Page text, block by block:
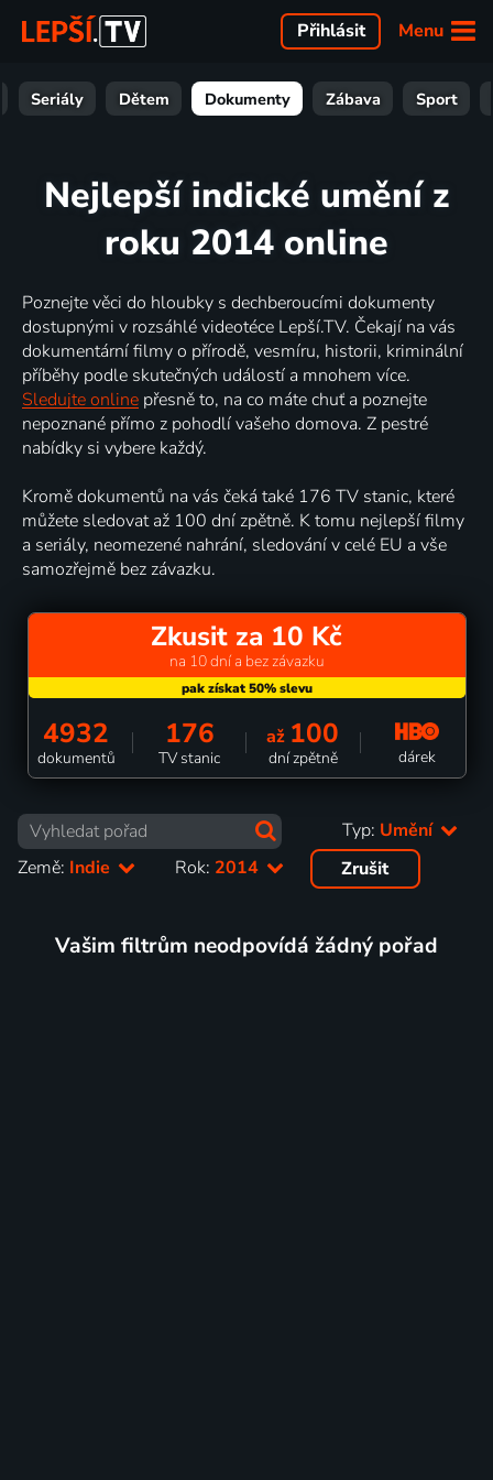
Menu
Přihlásit
Seriály Dětem Dokumenty Zábava Sport
Nejlepší indické umění z
roku 2014 online
Poznejte věci do hloubky s dechberoucími dokumenty
dostupnými v rozsáhlé videotéce Lepší.TV. Čekají na vás
dokumentární filmy o přírodě, vesmíru, historii, kriminální
příběhy podle skutečných událostí a mnohem více.
Sledujte online přesně to, na co máte chuť a poznejte
nepoznané přímo z pohodlí vašeho domova. Z pestré
nabídky si vybere každý.
Kromě dokumentů na vás čeká také 176 TV stanic, které
můžete sledovat až 100 dní zpětně. K tomu nejlepší filmy
a seriály, neomezené nahrání, sledování v celé EU a vše
samozřejmě bez závazku.
Zkusit za 10 Kč
na 10 dní a bez závazku
4932
dokumentů
176
TV stanic
až 100
dní zpětně dárek
Typ: Umění
Země: Indie Rok: 2014 Zrušit
Vašim filtrům neodpovídá žádný pořad